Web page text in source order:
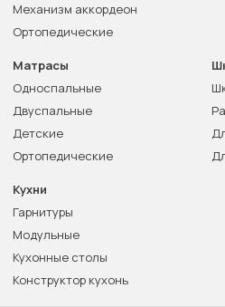
Механизм аккордеон
Ортопедические
Матрасы
Односпальные
Двуспальные
Детские
Ортопедические
Кухни
Гарнитуры
Модульные
Кухонные столы
Конструктор кухонь